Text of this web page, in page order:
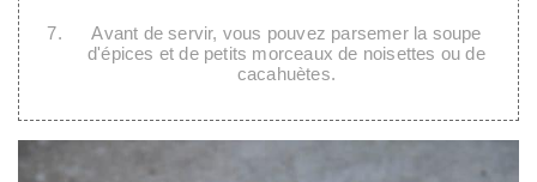
Avant de servir, vous pouvez parsemer la soupe
d'épices et de petits morceaux de noisettes ou de
cacahuètes.